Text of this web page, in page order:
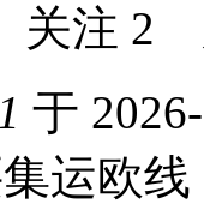
关注 2
于
运欧线